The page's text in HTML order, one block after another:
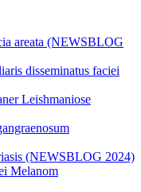
areata (NEWSBLOG
disseminatus faciei
Leishmaniose
(NEWSBLOG 2024)
Melanom